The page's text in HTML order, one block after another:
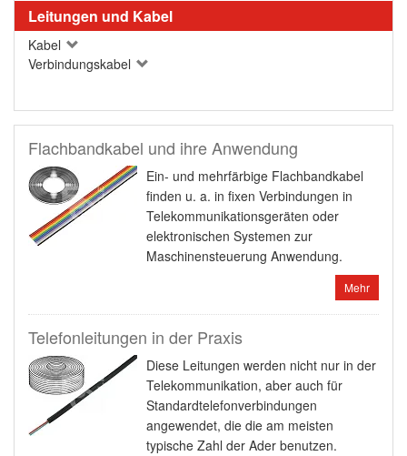
Leitungen und Kabel
Kabel
Verbindungskabel
Flachbandkabel und ihre Anwendung
Ein- und mehrfärbige Flachbandkabel
finden u. a. in fixen Verbindungen in
Telekommunikationsgeräten oder
elektronischen Systemen zur
Maschinensteuerung Anwendung.
Mehr
Telefonleitungen in der Praxis
Diese Leitungen werden nicht nur in der
Telekommunikation, aber auch für
Standardtelefonverbindungen
angewendet, die die am meisten
typische Zahl der Ader benutzen.